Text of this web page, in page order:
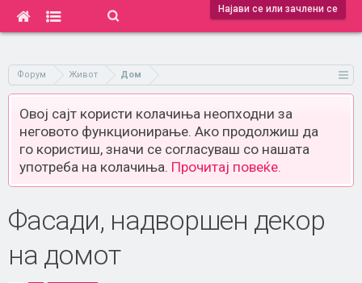
Најави се или зачлени се
Форум Живот Дом
Овој сајт користи колачиња неопходни за
неговото функционирање. Ако продолжиш да
го користиш, значи се согласуваш со нашата
употреба на колачиња. Прочитај повеќе.
Фасади, надворшен декор
на домот